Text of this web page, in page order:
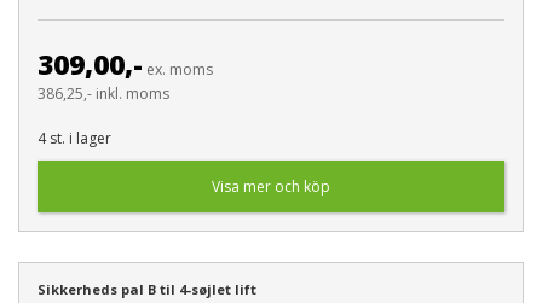
309,00,- ex. moms
386,25,- inkl. moms
4 st. i lager
Visa mer och köp
Sikkerheds pal B til 4-søjlet lift